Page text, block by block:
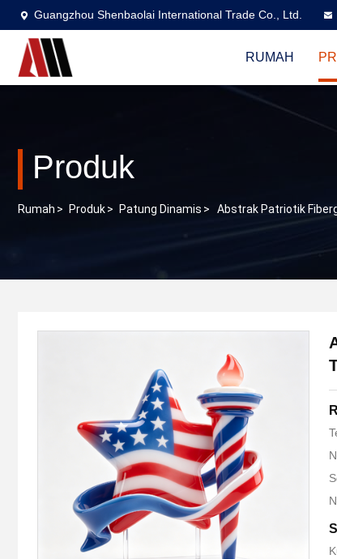
Guangzhou Shenbaolai International Trade Co., Ltd.
RUMAH
Produk
Rumah > Produk> Patung Dinamis > Abstrak Patriotik